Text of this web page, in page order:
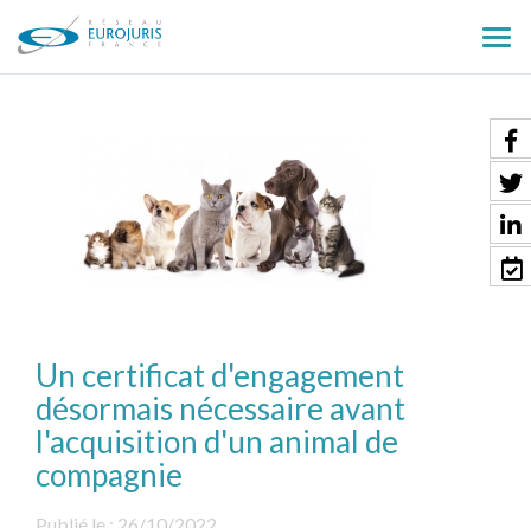
le
Un certificat d'engagement
désormais nécessaire avant
l'acquisition d'un animal de
compagnie